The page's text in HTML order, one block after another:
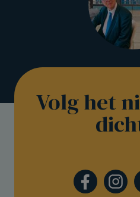
Volg het